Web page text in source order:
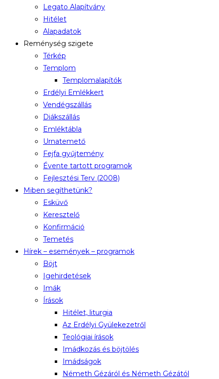
Legato Alapítvány
Hitélet
Alapadatok
Reménység szigete
Térkép
Templom
Templomalapítók
Erdélyi Emlékkert
Vendégszállás
Diákszállás
Emléktábla
Urnatemető
Fejfa gyűjtemény
Évente tartott programok
Fejlesztési Terv (2008)
Miben segíthetünk?
Esküvő
Keresztelő
Konfirmáció
Temetés
Hírek – események – programok
Böjt
Igehirdetések
Imák
Írások
Hitélet, liturgia
Az Erdélyi Gyülekezetről
Teológiai írások
Imádkozás és böjtölés
Imádságok
Németh Gézáról és Németh Gézától